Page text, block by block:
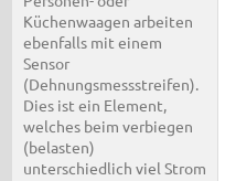
Küchenwaagen arbeiten
ebenfalls mit einem
Sensor
(Dehnungsmessstreifen).
Dies ist ein Element,
welches beim verbiegen
(belasten)
unterschiedlich viel Strom